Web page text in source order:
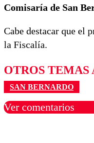
Comisaría de San
Cabe destacar que el
la Fiscalía.
OTROS TEMAS
SAN BERNARDO
Ver comentarios